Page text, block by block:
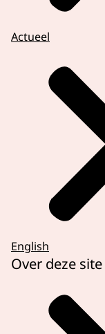
Actueel
English
Over deze site